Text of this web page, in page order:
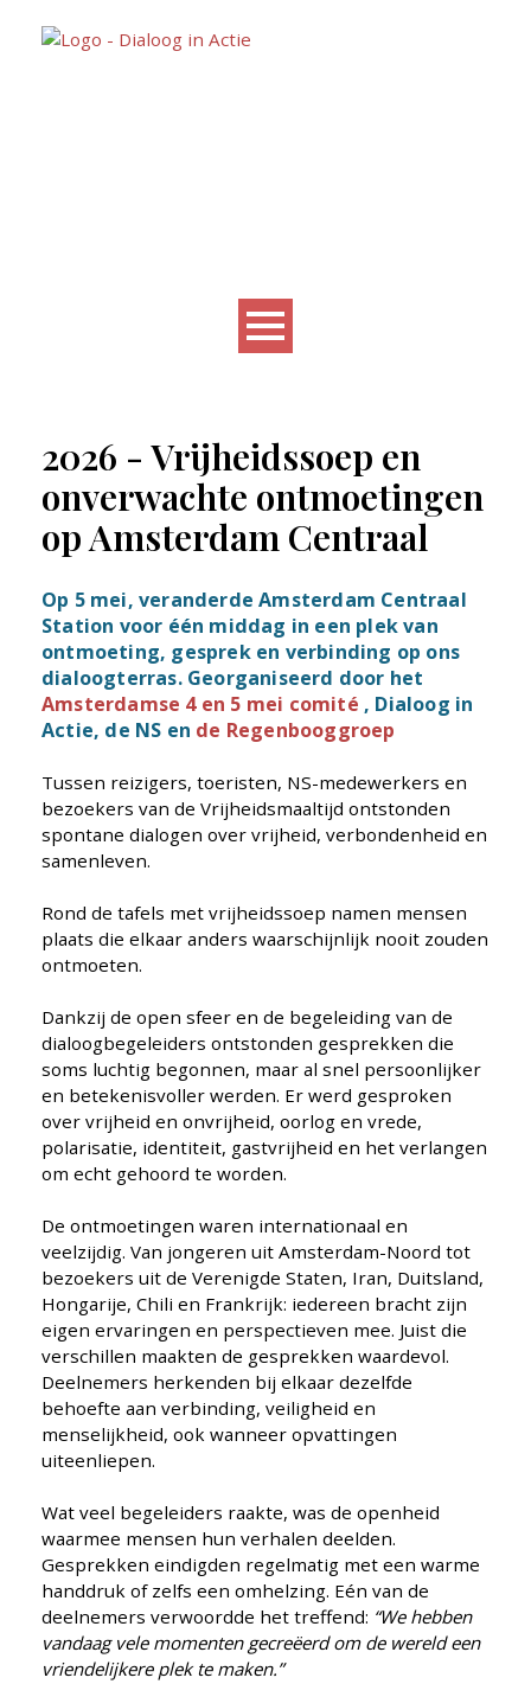
2026 - Vrijheidssoep en
onverwachte ontmoetingen
op Amsterdam Centraal
Op 5 mei, veranderde Amsterdam Centraal
Station voor één middag in een plek van
ontmoeting, gesprek en verbinding op ons
dialoogterras. Georganiseerd door het
Amsterdamse 4 en 5 mei comité , Dialoog in
Actie, de NS en de Regenbooggroep
Tussen reizigers, toeristen, NS-medewerkers en
bezoekers van de Vrijheidsmaaltijd ontstonden
spontane dialogen over vrijheid, verbondenheid en
samenleven.
Rond de tafels met vrijheidssoep namen mensen
plaats die elkaar anders waarschijnlijk nooit zouden
ontmoeten.
Dankzij de open sfeer en de begeleiding van de
dialoogbegeleiders ontstonden gesprekken die
soms luchtig begonnen, maar al snel persoonlijker
en betekenisvoller werden. Er werd gesproken
over vrijheid en onvrijheid, oorlog en vrede,
polarisatie, identiteit, gastvrijheid en het verlangen
om echt gehoord te worden.
De ontmoetingen waren internationaal en
veelzijdig. Van jongeren uit Amsterdam-Noord tot
bezoekers uit de Verenigde Staten, Iran, Duitsland,
Hongarije, Chili en Frankrijk: iedereen bracht zijn
eigen ervaringen en perspectieven mee. Juist die
verschillen maakten de gesprekken waardevol.
Deelnemers herkenden bij elkaar dezelfde
behoefte aan verbinding, veiligheid en
menselijkheid, ook wanneer opvattingen
uiteenliepen.
Wat veel begeleiders raakte, was de openheid
waarmee mensen hun verhalen deelden.
Gesprekken eindigden regelmatig met een warme
handdruk of zelfs een omhelzing. Eén van de
deelnemers verwoordde het treffend: “We hebben
vandaag vele momenten gecreëerd om de wereld een
vriendelijkere plek te maken.”